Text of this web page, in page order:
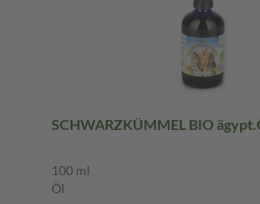
SCHWARZKÜMMEL BIO
100 ml
Öl